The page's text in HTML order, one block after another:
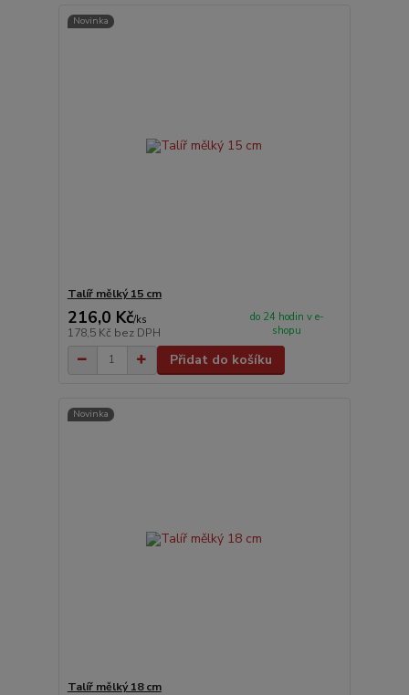
Novinka
Talíř mělký 15 cm
216,0 Kč/ks
178,5 Kč bez DPH
do 24 hodin v e-
shopu
Přidat do košíku
Novinka
Talíř mělký 18 cm